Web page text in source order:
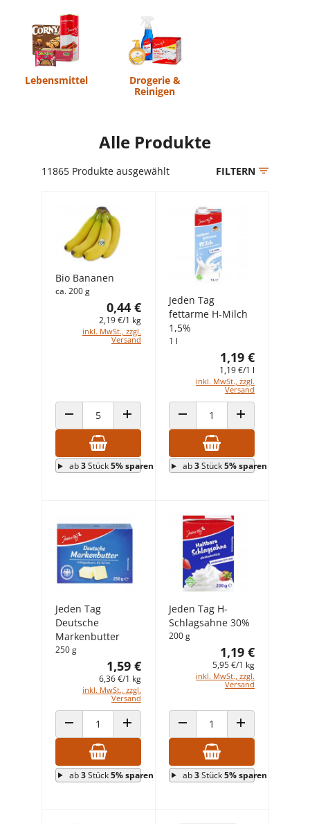
Lebensmittel
Drogerie &
Reinigen
Alle Produkte
11865 Produkte ausgewählt FILTERN
Bio Bananen
ca. 200 g
0,44 €
2,19 €/1 kg
inkl. MwSt., zzgl.
Versand
ANZAHL VERRINGERNANZAHL ERHÖHEN
ab3Stück5% sparen
Jeden Tag
fettarme H-Milch
1,5%
1 l
1,19 €
1,19 €/1 l
inkl. MwSt., zzgl.
Versand
ANZAHL VERRINGERNANZAHL ERHÖHEN
ab3Stück5% sparen
Jeden Tag
Deutsche
Markenbutter
250 g
1,59 €
6,36 €/1 kg
inkl. MwSt., zzgl.
Versand
ANZAHL VERRINGERNANZAHL ERHÖHEN
ab3Stück5% sparen
Jeden Tag H-
Schlagsahne 30%
200 g
1,19 €
5,95 €/1 kg
inkl. MwSt., zzgl.
Versand
ANZAHL VERRINGERNANZAHL ERHÖHEN
ab3Stück5% sparen